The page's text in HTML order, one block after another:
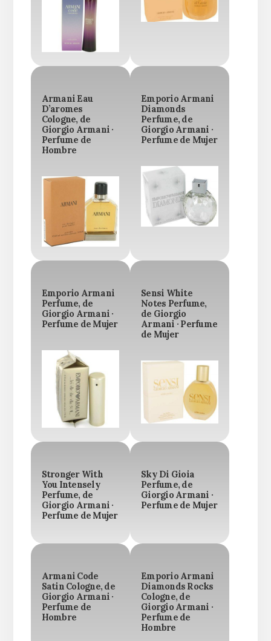
Armani Eau
D’aromes
Cologne, de
Giorgio Armani ·
Perfume de
Hombre
Emporio Armani
Diamonds
Perfume, de
Giorgio Armani ·
Perfume de Mujer
Emporio Armani
Perfume, de
Giorgio Armani ·
Perfume de Mujer
Sensi White
Notes Perfume,
de Giorgio
Armani · Perfume
de Mujer
Stronger With
You Intensely
Perfume, de
Giorgio Armani ·
Perfume de Mujer
Sky Di Gioia
Perfume, de
Giorgio Armani ·
Perfume de Mujer
Armani Code
Satin Cologne, de
Giorgio Armani ·
Perfume de
Hombre
Emporio Armani
Diamonds Rocks
Cologne, de
Giorgio Armani ·
Perfume de
Hombre